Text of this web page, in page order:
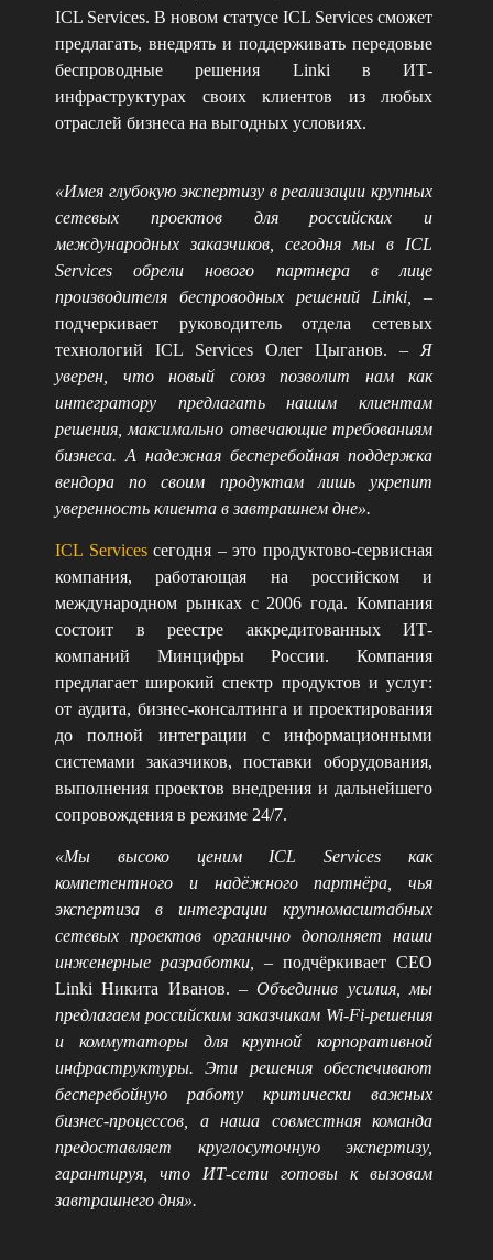
ICL Services. В новом статусе ICL Services сможет
предлагать, внедрять и поддерживать передовые
беспроводные решения Linki в ИТ-
инфраструктурах своих клиентов из любых
отраслей бизнеса на выгодных условиях.
«Имея глубокую экспертизу в реализации крупных
сетевых проектов для российских и
международных заказчиков, сегодня мы в ICL
Services обрели нового партнера в лице
производителя беспроводных решений Linki,
–
подчеркивает руководитель отдела сетевых
технологий ICL Services Олег Цыганов. – Я
уверен, что новый союз позволит нам как
интегратору предлагать нашим клиентам
решения, максимально отвечающие требованиям
бизнеса. А надежная бесперебойная поддержка
вендора по своим продуктам лишь укрепит
уверенность клиента в завтрашнем дне».
ICL Servicesсегодня – это продуктово-сервисная
компания, работающая на российском и
международном рынках с 2006 года. Компания
состоит в реестре аккредитованных ИТ-
компаний Минцифры России. Компания
предлагает широкий спектр продуктов и услуг:
от аудита, бизнес-консалтинга и проектирования
до полной интеграции с информационными
системами заказчиков, поставки оборудования,
выполнения проектов внедрения и дальнейшего
сопровождения в режиме 24/7.
«Мы высоко ценим ICL Services как
компетентного и надёжного партнёра, чья
экспертиза в интеграции крупномасштабных
сетевых проектов органично дополняет наши
инженерные разработки,
– подчёркивает CEO
Linki Никита Иванов. –Объединив усилия, мы
предлагаем российским заказчикам Wi-Fi-решения
и коммутаторы для крупной корпоративной
инфраструктуры. Эти решения обеспечивают
бесперебойную работу критически важных
бизнес-процессов, а наша совместная команда
предоставляет круглосуточную экспертизу,
гарантируя, что ИТ-сети готовы к вызовам
завтрашнего дня».